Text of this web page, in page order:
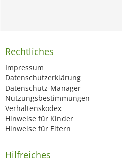
Rechtliches
Impressum
Datenschutzerklärung
Datenschutz-Manager
Nutzungsbestimmungen
Verhaltenskodex
Hinweise für Kinder
Hinweise für Eltern
Hilfreiches